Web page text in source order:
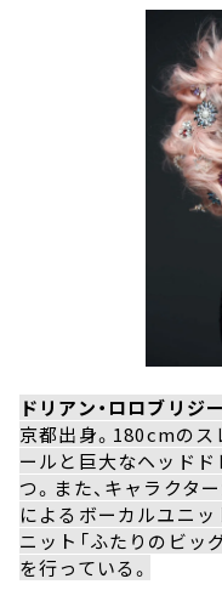
ドリアン・ロロブリジ
京都出身。180cmの
ールと巨大なヘッドド
つ。また、キャラクタ
によるボーカルユニッ
ニット「ふたりのビッ
を行っている。